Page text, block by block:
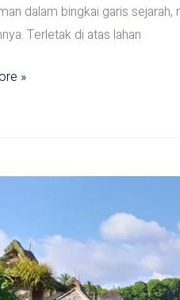
dalam bingkai garis
Terletak di atas lahan
»